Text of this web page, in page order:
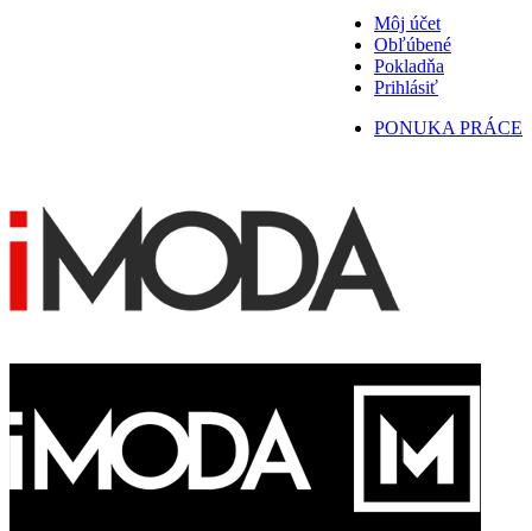
Môj účet
Obľúbené
Pokladňa
Prihlásiť
PONUKA PRÁCE